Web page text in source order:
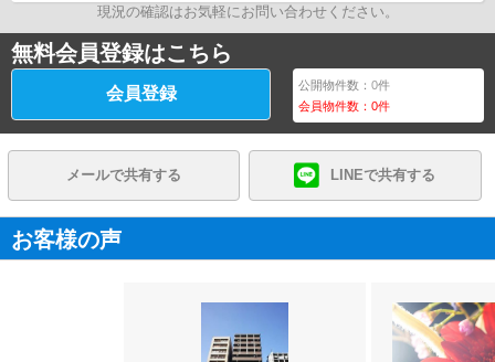
現況の確認はお気軽にお問い合わせください。
無料会員登録はこちら
会員登録 公開物件数：0件
会員物件数：0件
メールで共有する LINEで共有する
お客様の声